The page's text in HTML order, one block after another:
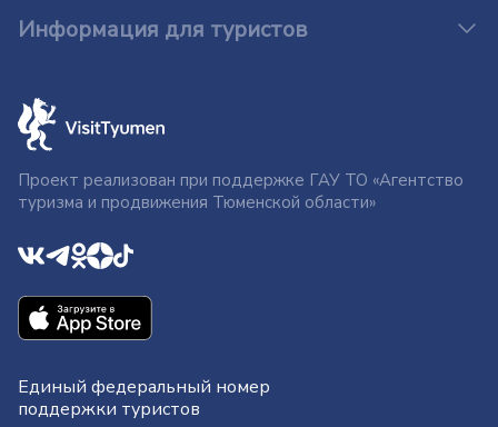
Информация для туристов
Проект реализован при поддержке ГАУ ТО «Агентство
туризма и продвижения Тюменской области»
Единый федеральный номер
поддержки туристов